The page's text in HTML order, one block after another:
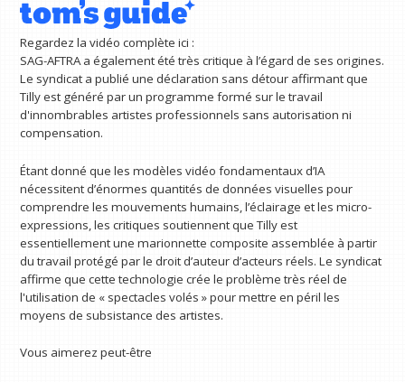
Regardez la vidéo complète ici :
SAG-AFTRA a également été très critique à l’égard de ses origines.
Le syndicat a publié une déclaration sans détour affirmant que
Tilly est généré par un programme formé sur le travail
d'innombrables artistes professionnels sans autorisation ni
compensation.
Étant donné que les modèles vidéo fondamentaux d’IA
nécessitent d’énormes quantités de données visuelles pour
comprendre les mouvements humains, l’éclairage et les micro-
expressions, les critiques soutiennent que Tilly est
essentiellement une marionnette composite assemblée à partir
du travail protégé par le droit d’auteur d’acteurs réels. Le syndicat
affirme que cette technologie crée le problème très réel de
l'utilisation de « spectacles volés » pour mettre en péril les
moyens de subsistance des artistes.
Vous aimerez peut-être